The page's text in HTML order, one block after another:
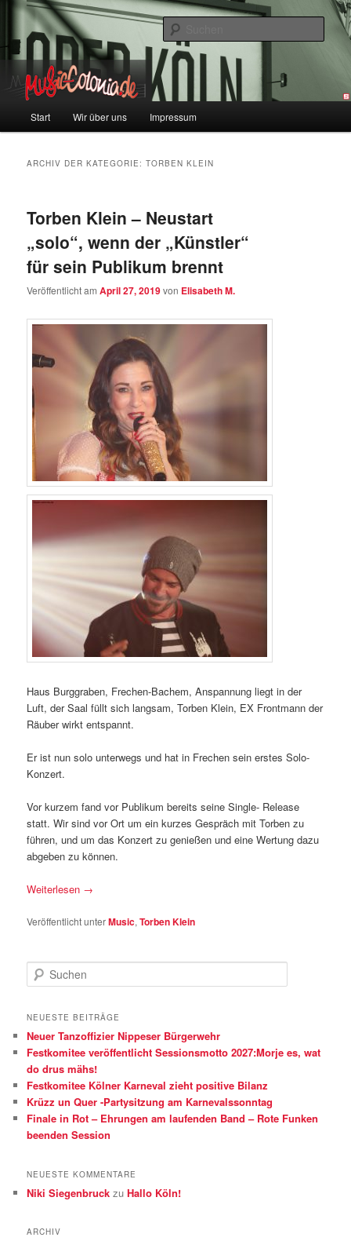
Zum
wechseln
Zum
sekundären
Inhalt
wechselnmusic-colonia
Colonia und Musik!
Start Wir über uns Impressum
ARCHIV DER KATEGORIE:TORBEN KLEIN
Torben Klein – Neustart
„solo“, wenn der „Künstler“
für sein Publikum brennt
Veröffentlicht amApril 27, 2019von Elisabeth M.
Haus Burggraben, Frechen-Bachem, Anspannung liegt in der
Luft, der Saal füllt sich langsam, Torben Klein, EX Frontmann der
Räuber wirkt entspannt.
Er ist nun solo unterwegs und hat in Frechen sein erstes Solo-
Konzert.
Vor kurzem fand vor Publikum bereits seine Single- Release
statt. Wir sind vor Ort um ein kurzes Gespräch mit Torben zu
führen, und um das Konzert zu genießen und eine Wertung dazu
abgeben zu können.
Weiterlesen →
Veröffentlicht unterMusic,Torben Klein
u
h
n
NEUESTE BEITRÄGE
Neuer Tanzoffizier Nippeser Bürgerwehr
Festkomitee veröffentlicht Sessionsmotto 2027:Morje es, wat
do drus mähs!
Festkomitee Kölner Karneval zieht positive Bilanz
Krüzz un Quer -Partysitzung am Karnevalssonntag
Finale in Rot – Ehrungen am laufenden Band – Rote Funken
beenden Session
NEUESTE KOMMENTARE
Niki Siegenbruck zuHallo Köln!
ARCHIV